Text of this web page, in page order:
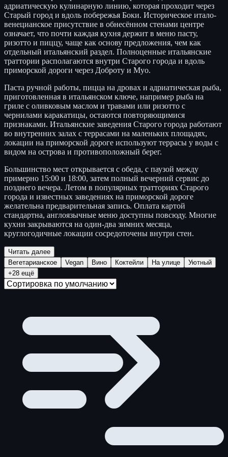
адриатическую кулинарную линию, которая проходит через
Старый город и вдоль побережья Боки. Историческое итало-
венецианское присутствие в обнесённом стенами центре
означает, что почти каждая кухня держит в меню пасту,
ризотто и пиццу, чаще как основу предложения, чем как
отдельный итальянский раздел. Полноценные итальянские
траттории располагаются внутри Старого города и вдоль
приморской дороги через Доброту и Муо.
Паста ручной работы, пицца на дровах и адриатическая рыба,
приготовленная в итальянском ключе, например рыба на
гриле с оливковым маслом и травами или ризотто с
чернилами каракатицы, остаются повторяющимися
признаками. Итальянские заведения Старого города работают
во внутренних залах с террасами на маленьких площадях,
локации на приморской дороге используют террасы у воды с
видом на острова и противоположный берег.
Большинство мест открывается с обеда, с паузой между
примерно 15:00 и 18:00, затем полный вечерний сервис до
позднего вечера. Летом в популярных тратториях Старого
города и известных заведениях на приморской дороге
желательна предварительная запись. Оплата картой
стандартна, англоязычные меню доступны повсюду. Многие
кухни закрываются на один-два зимних месяца,
круглогодичные локации сосредоточены внутри стен.
Читать далее
Вегетарианское
Vegan Вино Коктейли На улице
Уютный
+28 ещё